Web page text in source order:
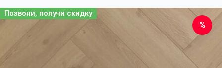
Позвони, получи скидку